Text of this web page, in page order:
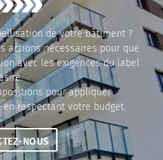
de votre bâtiment ?
actions nécessaires pour que
avec les exigences du label
pour appliquer
respectant votre budget.
NOUS